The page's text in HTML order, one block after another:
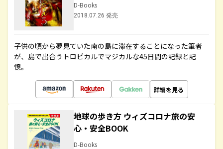
D-Books
2018.07.26 発売
子供の頃から夢見ていた南の島に滞在することになった筆者
が、島で出合うトロピカルでマジカルな45日間の記録と記
憶。
詳細を見る
地球の歩き方 ウィズコロナ旅の安
心・安全BOOK
D-Books